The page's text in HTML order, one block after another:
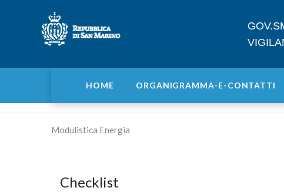
HOME ORGANIGRAMMA-E-CONTATTI
Modulistica Energia
Checklist